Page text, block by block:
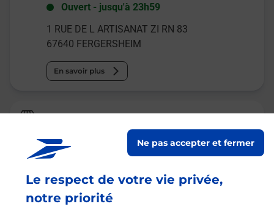
Le respect de votre vie privée,
notre priorité
Ne pas accepter et fermer
Ouvert - jusqu'à 23h59
1 RUE DE L ARTISANAT ZI RN 83
67640 FERGERSHEIM
En savoir plus
Relais Pickup
ouvre lundi à 09h00
59 IMPASSE DU GENERAL DE GAULLE
67640 FEGERSHEIM